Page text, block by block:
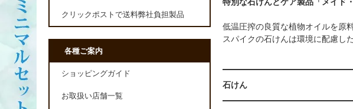
特別な石けんとケア製品「メイド
低温圧搾の良質な植物オイルを原
スパイクの石けんは環境に配慮し
石けん
クリックポストで送料弊社負担製品
各種ご案内
ショッピングガイド
お取扱い店舗一覧